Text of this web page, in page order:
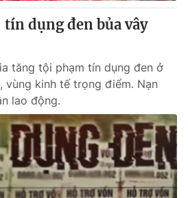
dụng đen bủa vây
tăng tội phạm tín dụng đen ở
vùng kinh tế trọng điểm. Nạn
lao động.